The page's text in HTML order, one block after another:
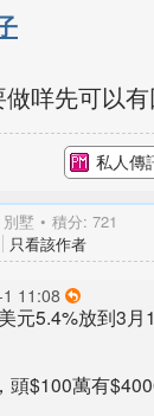
咩先可以
私人傳
別墅 積分: 721
只看該作者
11:08
元5.4%放到3
頭$100萬有